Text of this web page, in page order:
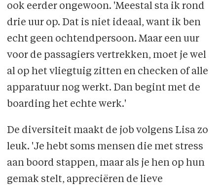
ook eerder ongewoon. 'Meestal sta ik rond
drie uur op. Dat is niet ideaal, want ik ben
echt geen ochtendpersoon. Maar een uur
voor de passagiers vertrekken, moet je wel
al op het vliegtuig zitten en checken of alle
apparatuur nog werkt. Dan begint met de
boarding het echte werk.'
De diversiteit maakt de job volgens Lisa zo
leuk. 'Je hebt soms mensen die met stress
aan boord stappen, maar als je hen op hun
gemak stelt, appreciëren de lieve